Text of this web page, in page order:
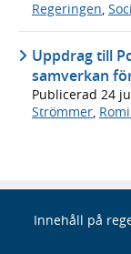
Regeringen
Uppdrag till
samverkan
Publicerad 24
Strömmer,
Innehåll på